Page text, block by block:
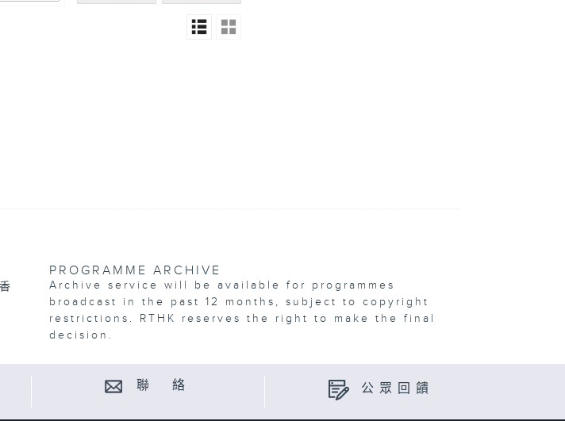
PROGRAMME ARCHIVE
Archive service will be available for programmes
broadcast in the past 12 months, subject to copyright
restrictions. RTHK reserves the right to make the final
decision.
聯 絡 公眾回饋